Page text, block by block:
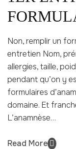
Non, remplir un
entretien Nom,
allergies, taille,
pendant qu’on y
formulaires
domaine. Et
L’anamnèse…
Read More